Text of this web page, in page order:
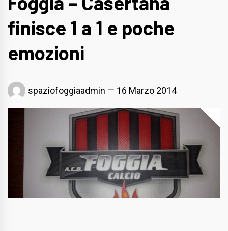
finisce 1 a 1 e poche
emozioni
spaziofoggiaadmin 16 Marzo 2014